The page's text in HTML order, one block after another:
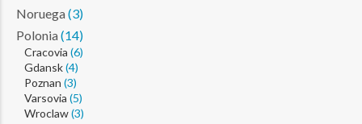
Noruega (3)
Polonia (14)
Cracovia (6)
Gdansk(4)
Poznan (3)
Varsovia (5)
Wroclaw(3)